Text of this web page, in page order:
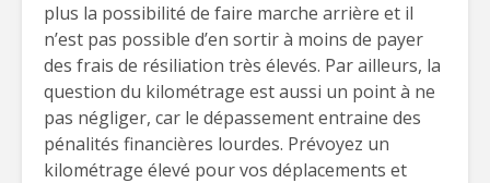
plus la possibilité de faire marche arrière et il
n’est pas possible d’en sortir à moins de payer
des frais de résiliation très élevés. Par ailleurs, la
question du kilométrage est aussi un point à ne
pas négliger, car le dépassement entraine des
pénalités financières lourdes. Prévoyez un
kilométrage élevé pour vos déplacements et